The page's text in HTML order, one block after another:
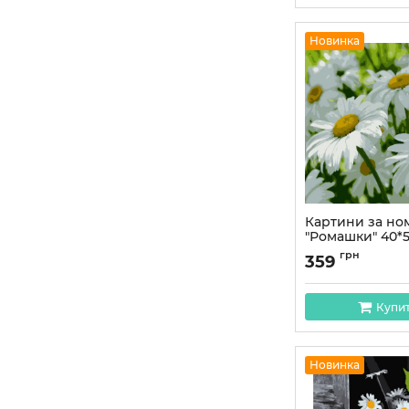
Новинка
Картини за
"Ромашки"
Артикул:PN7151
359 грн
Новинка